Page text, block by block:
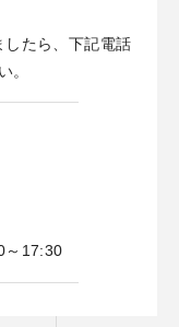
したら、下記電話
。
～17:30